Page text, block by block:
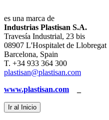
es una marca de
Industrias Plastisan S.A.
Travesía Industrial, 23 bis
08907 L'Hospitalet de Llobregat
Barcelona, Spain
T. +34 933 364 300
plastisan@plastisan.com
www.plastisan.com
Ir al Inicio